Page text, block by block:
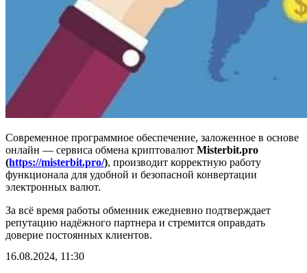
Современное программное обеспечение, заложенное в основе
онлайн — сервиса обмена криптовалют Misterbit.pro
(https://misterbit.pro/), производит корректную работу
функционала для удобной и безопасной конвертации
электронных валют.
За всё время работы обменник ежедневно подтверждает
репутацию надёжного партнера и стремится оправдать
доверие постоянных клиентов.
16.08.2024, 11:30